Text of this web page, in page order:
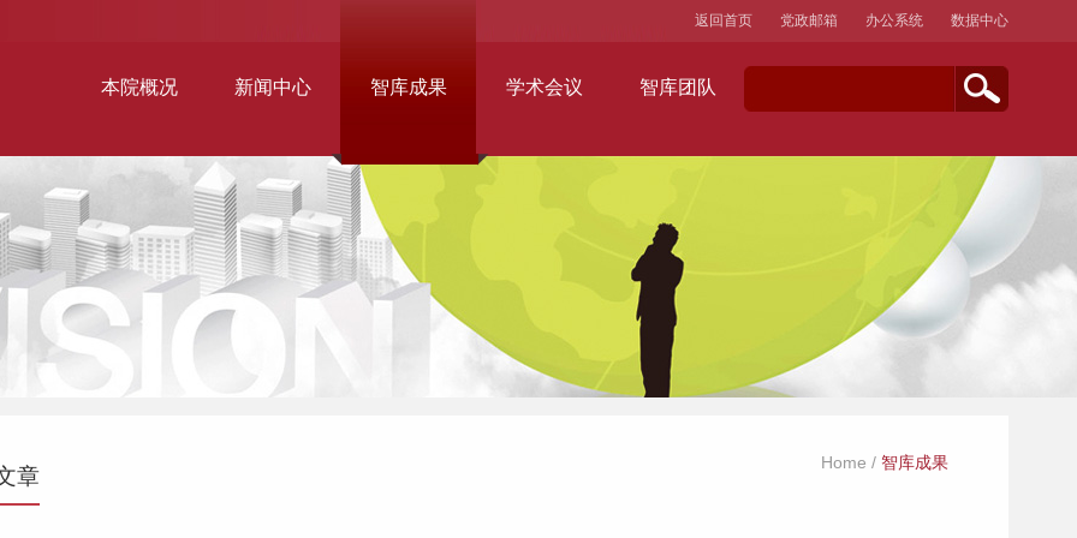
本院概况 新闻中心 智库成果 学术会议 智库团队
返回首页 党政邮箱 办公系统 数据中心
章
Home / 智库成果